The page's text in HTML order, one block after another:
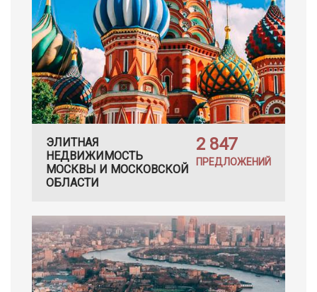
ЭЛИТНАЯ
НЕДВИЖИМОСТЬ
МОСКВЫ И МОСКОВСКОЙ
ОБЛАСТИ
2 847
ПРЕДЛОЖЕНИЙ